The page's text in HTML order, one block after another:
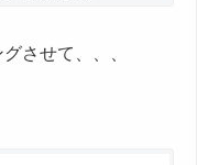
させて、、、